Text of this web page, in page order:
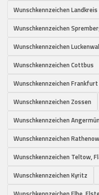
Wunschkennzeichen
Wunschkennzeichen
Wunschkennzeichen
Wunschkennzeichen Cottbus
Wunschkennzeichen Frankfurt
Wunschkennzeichen Zossen
Wunschkennzeichen
Wunschkennzeichen Rathenow
Wunschkennzeichen Teltow,
Wunschkennzeichen Kyritz